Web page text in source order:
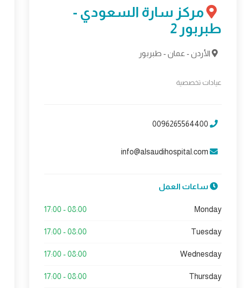
مركز سارة السعودي -
طبربور 2
الأردن - عمان - طبربور
عيادات تخصصية
0096265564400
info@alsaudihospital.com
ساعات العمل
Monday
08:00 - 17:00
Tuesday
08:00 - 17:00
Wednesday
08:00 - 17:00
Thursday
08:00 - 17:00